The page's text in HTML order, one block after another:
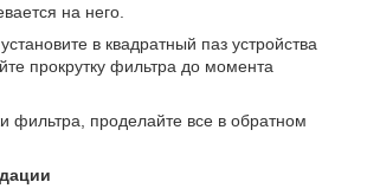
на него.
в квадратный паз устройства
прокрутку фильтра до момента
фильтра, проделайте все в обратном